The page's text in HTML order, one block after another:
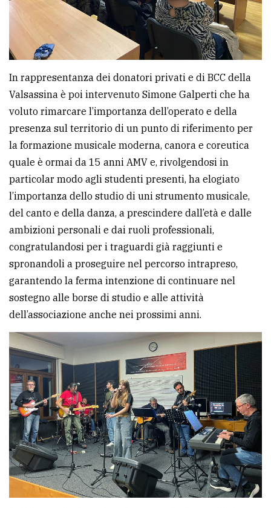
In rappresentanza dei donatori privati e di BCC della
Valsassina è poi intervenuto Simone Galperti che ha
voluto rimarcare l’importanza dell’operato e della
presenza sul territorio di un punto di riferimento per
la formazione musicale moderna, canora e coreutica
quale è ormai da 15 anni AMV e, rivolgendosi in
particolar modo agli studenti presenti, ha elogiato
l’importanza dello studio di uni strumento musicale,
del canto e della danza, a prescindere dall’età e dalle
ambizioni personali e dai ruoli professionali,
congratulandosi per i traguardi già raggiunti e
spronandoli a proseguire nel percorso intrapreso,
garantendo la ferma intenzione di continuare nel
sostegno alle borse di studio e alle attività
dell’associazione anche nei prossimi anni.